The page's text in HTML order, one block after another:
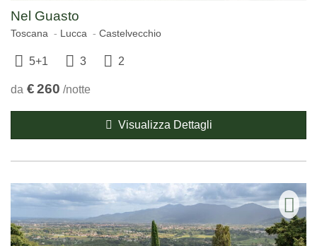
Nel Guasto
Toscana Lucca Castelvecchio
5+1 3 2
da €260 /notte
Visualizza Dettagli